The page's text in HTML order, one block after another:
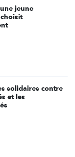
jeune
solidaires contre
et les